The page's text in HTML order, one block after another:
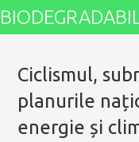
Skip
Ciclismul,
planurile
energie și